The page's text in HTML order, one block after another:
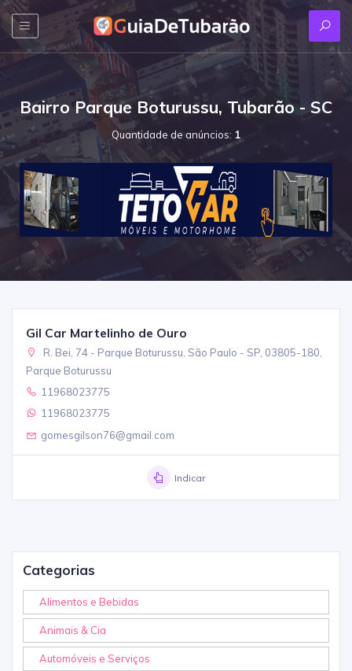
Bairro Parque Boturussu, Tubarão - SC
Quantidade de anúncios: 1
Categorias
Alimentos e Bebidas
Animais & Cia
Automóveis e Serviços
Gil Car Martelinho de Ouro
R. Bei, 74 - Parque Boturussu, São Paulo - SP, 03805-180,
Parque Boturussu
11968023775
11968023775
gomesgilson76@gmail.com
Indicar